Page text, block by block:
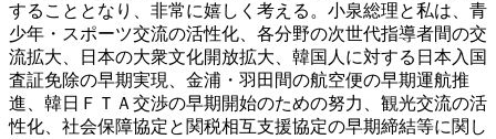
することとなり、非常に嬉しく考える。小泉総理と私は、青
少年・スポーツ交流の活性化、各分野の次世代指導者間の交
流拡大、日本の大衆文化開放拡大、韓国人に対する日本入国
査証免除の早期実現、金浦・羽田間の航空便の早期運航推
進、韓日ＦＴＡ交渉の早期開始のための努力、観光交流の活
性化、社会保障協定と関税相互支援協定の早期締結等に関し